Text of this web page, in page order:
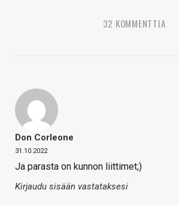
32 KOMMENTTIA
Don Corleone
31.10.2022
Ja parasta on kunnon liittimet;)
Kirjaudu sisään vastataksesi